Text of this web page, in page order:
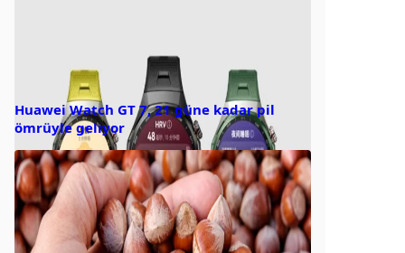
Huawei Watch GT 7, 21 güne kadar pil
ömrüyle geliyor